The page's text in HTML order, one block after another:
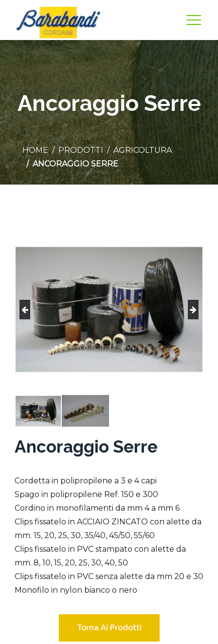
Ancoraggio Serre
HOME PRODOTTI
AGRICOLTURA
ANCORAGGIO SERRE
Ancoraggio Serre
Cordetta in polipropilene a 3 e 4 capi
Spago in polipropilene Ref. 150 e 300
Cordino in monofilamenti da mm 4 a mm 6
Clips fissatelo in ACCIAIO ZINCATO con alette da
mm. 15, 20, 25, 30, 35/40, 45/50, 55/60
Clips fissatelo in PVC stampato con alette da
mm. 8, 10, 15, 20, 25, 30, 40, 50
Clips fissatelo in PVC senza alette da mm 20 e 30
Monofilo in nylon bianco o nero
Torna Ai Prodotti